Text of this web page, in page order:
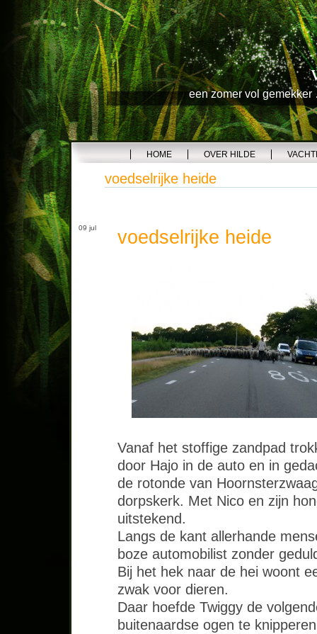
een zomer vol
HOME OVER HILDE
voedselrijke heide
09 jul voedselrijke heide
Vanaf het stoffige zandpad
door Hajo in de auto en in
de rotonde van
dorpskerk. Met Nico en zijn
uitstekend.
Langs de kant allerhande
boze automobilist zonder
Bij het hek naar de hei woont
zwak voor dieren.
Daar hoefde Twiggy de
buitenaardse ogen te